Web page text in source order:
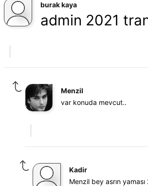
burak kaya
admin 2021
Menzil
var konuda mevcut..
Kadir
Menzil bey asrın